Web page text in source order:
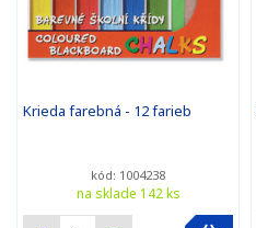
Krieda farebná - 12 farieb
kód: 1004238
na sklade 142 ks